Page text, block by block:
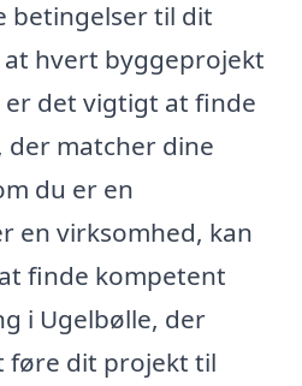
betingelser til dit
hvert byggeprojekt
det vigtigt at finde
matcher dine
du er en
en virksomhed, kan
finde kompetent
i Ugelbølle, der
føre dit projekt til